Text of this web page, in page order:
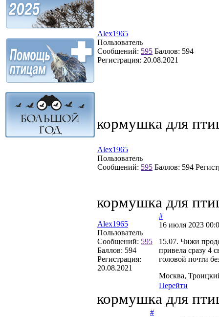
Alex1965
Пользователь
Сообщений: 595 Баллов: 594
Регистрация: 20.08.2021
кормушка для
Alex1965
Пользователь
Сообщений: 595 Баллов: 594
кормушка для
Alex1965
Пользователь
Сообщений: 595
Баллов: 594
Регистрация:
20.08.2021
#
16 июля 2023
15.07. Чижи
привела сразу 4
головой почти
Москва,
Перейти
кормушка для
#